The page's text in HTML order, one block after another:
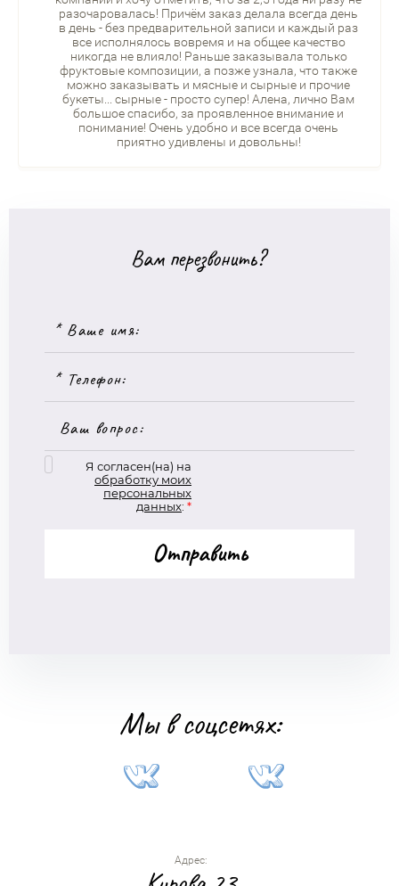
разочаровалась! Причём заказ делала всегда день
в день - без предварительной записи и каждый раз
все исполнялось вовремя и на общее качество
никогда не влияло! Раньше заказывала только
фруктовые композиции, а позже узнала, что также
можно заказывать и мясные и сырные и прочие
букеты... сырные - просто супер! Алена, лично Вам
большое спасибо, за проявленное внимание и
понимание! Очень удобно и все всегда очень
приятно удивлены и довольны!
Вам перезвонить?
Я согласен(на) на
обработку моих
персональных
данных: *
Отправить
Мы в соцсетях:
Адрес: